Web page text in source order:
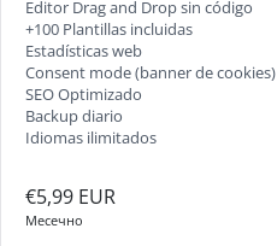
Editor Drag and Drop sin código
+100 Plantillas incluidas
Estadísticas web
Consent mode (banner de cookies)
SEO Optimizado
Backup diario
Idiomas ilimitados
€5,99 EUR
Месечно